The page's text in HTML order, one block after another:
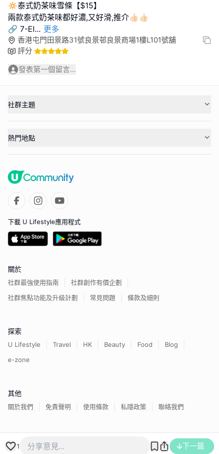
🔅泰式奶茶味雪條【$15】
兩款泰式奶茶味都好濃,又好滑,推介👍🏻👍🏻
🔗 7-El... 更多
香港屯門田景路31號良景邨良景商場1樓L101號舖
評分
發表第一個留言...
1 下一篇
社群主題
熱門地點
下載 U Lifestyle應用程式
關於
社群最強使用指南
社群創作有價企劃
社群焦點功能及升級計劃
常見問題 條款及細則
探索
U Lifestyle Travel HK Beauty Food
Blog
e-zone
其他
關於我們 免責聲明 使用條款 私隱政策 聯絡我們
香港經濟日報版權所有©